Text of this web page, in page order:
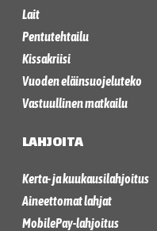
Lait
Pentutehtailu
Kissakriisi
Vuoden eläinsuojeluteko
Vastuullinen matkailu
LAHJOITA
Kerta- ja kuukausilahjoitus
Aineettomat lahjat
MobilePay-lahjoitus